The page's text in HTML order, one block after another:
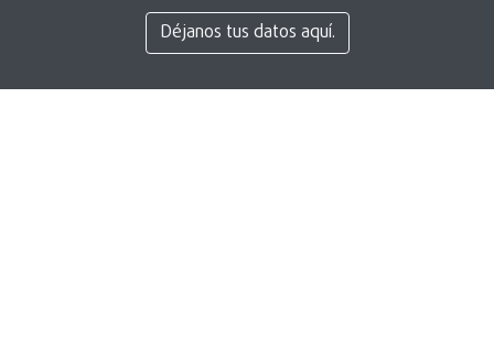
Déjanos tus datos aquí.